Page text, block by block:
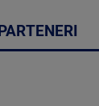
PARTENERI